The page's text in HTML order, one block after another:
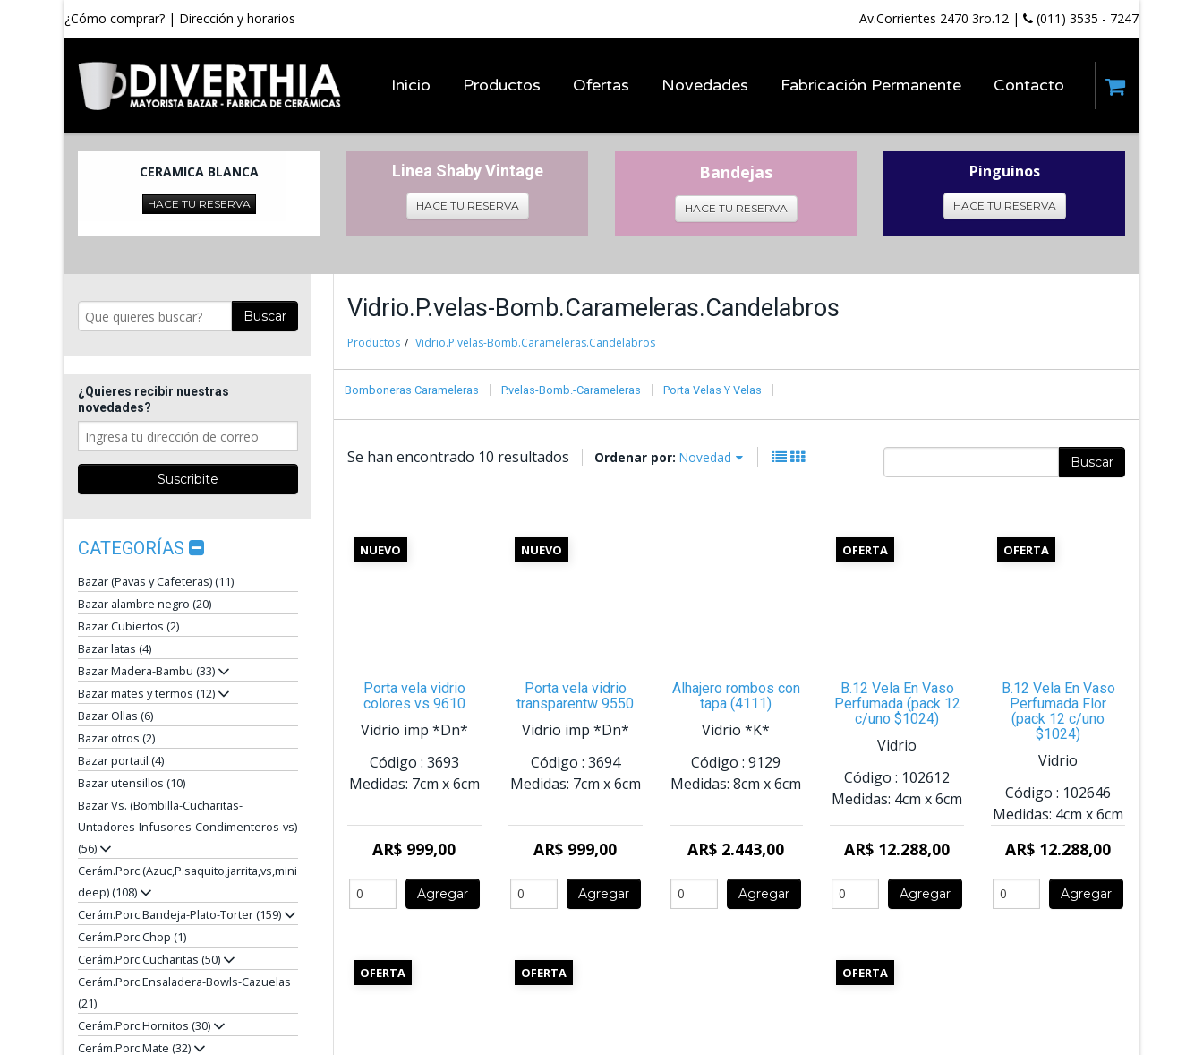
¿Cómo comprar? | Dirección y horarios Av.Corrientes 2470 3ro.12 | (011) 3535 - 7247
Inicio Productos Ofertas Novedades Fabricación Permanente Contacto
CERAMICA BLANCA
HACE TU RESERVA
Linea Shaby Vintage
HACE TU RESERVA
Bandejas
HACE TU RESERVA
Pinguinos
HACE TU RESERVA
Buscar
¿Quieres recibir nuestras
novedades?
CATEGORÍAS
Bazar (Pavas y Cafeteras) (11)
Bazar alambre negro (20)
Bazar Cubiertos (2)
Bazar latas (4)
Bazar Madera-Bambu (33)
Bazar mates y termos (12)
Bazar Ollas (6)
Bazar otros (2)
Bazar portatil (4)
Bazar utensillos (10)
Bazar Vs. (Bombilla-Cucharitas-
Untadores-Infusores-Condimenteros-vs)
(56)
Cerám.Porc.(Azuc,P.saquito,jarrita,vs,mini
deep) (108)
Cerám.Porc.Bandeja-Plato-Torter (159)
Cerám.Porc.Chop (1)
Cerám.Porc.Cucharitas (50)
Cerám.Porc.Ensaladera-Bowls-Cazuelas
(21)
Cerám.Porc.Hornitos (30)
Cerám.Porc.Mate (32)
Vidrio.P.velas-Bomb.Carameleras.Candelabros
Productos Vidrio.P.velas-Bomb.Carameleras.Candelabros
Bomboneras Carameleras P.velas-Bomb.-Carameleras Porta Velas Y Velas
Se han encontrado 10 resultados Ordenar por: Novedad Buscar
NUEVO
Porta vela vidrio
colores vs 9610
Vidrio imp *Dn*
Código : 3693
Medidas: 7cm x6cm
AR$ 999,00
Agregar
NUEVO
Porta vela vidrio
transparentw 9550
Vidrio imp *Dn*
Código : 3694
Medidas: 7cm x6cm
AR$ 999,00
Agregar
Alhajero rombos con
tapa (4111)
Vidrio *K*
Código : 9129
Medidas: 8cm x6cm
AR$ 2.443,00
Agregar
OFERTA
B.12 Vela En Vaso
Perfumada (pack 12
c/uno $1024)
Vidrio
Código : 102612
Medidas: 4cm x6cm
AR$ 12.288,00
Agregar
OFERTA
B.12 Vela En Vaso
Perfumada Flor
(pack 12 c/uno
$1024)
Vidrio
Código : 102646
Medidas: 4cm x6cm
AR$ 12.288,00
Agregar
OFERTA OFERTA OFERTA